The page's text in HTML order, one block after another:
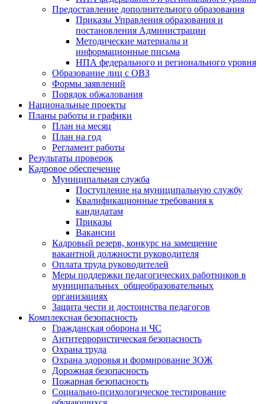
Предоставление дополнительного образования
Приказы Управления образования и
постановления Администрации
Методические материалы и
информационные письма
НПА федерального и регионального уровня
Образование лиц с ОВЗ
Формы заявлений
Порядок обжалования
Национальные проекты
Планы работы и графики
План на месяц
План на год
Регламент работы
Результаты проверок
Кадровое обеспечение
Муниципальная служба
Поступление на муниципальную службу
Квалификационные требования к
кандидатам
Приказы
Вакансии
Кадровый резерв, конкурс на замещение
вакантной должности руководителя
Оплата труда руководителей
Меры поддержки педагогических работников в
муниципальных общеобразовательных
организациях
Защита чести и достоинства педагогов
Комплексная безопасность
Гражданская оборона и ЧС
Антитеррористическая безопасность
Охрана труда
Охрана здоровья и формирование ЗОЖ
Дорожная безопасность
Пожарная безопасность
Социально-психологическое тестирование